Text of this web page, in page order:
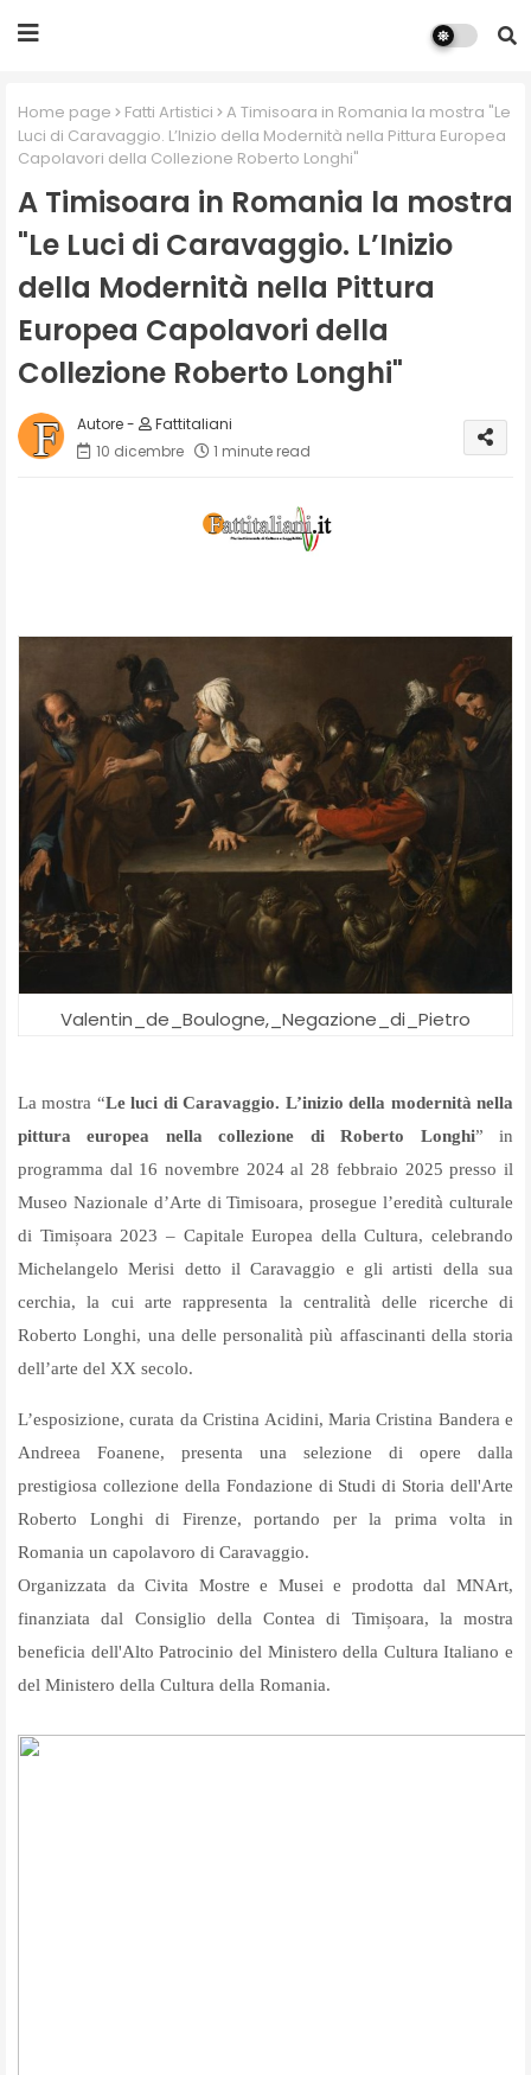
Home page Fatti Artistici
A Timisoara in Romania la mostra "Le
Luci di Caravaggio. L’Inizio della Modernità nella Pittura Europea
Capolavori della Collezione Roberto Longhi"
A Timisoara in Romania la mostra
"Le Luci di Caravaggio. L’Inizio
della Modernità nella Pittura
Europea Capolavori della
Collezione Roberto Longhi"
Fattitaliani
10 dicembre
1 minute read
Valentin_de_Boulogne,_Negazione_di_Pietro
La mostra “Le luci di Caravaggio. L’inizio della modernità nella
pittura europea nella collezione di Roberto Longhi” in
programma dal 16 novembre 2024 al 28 febbraio 2025 presso il
Museo Nazionale d’Arte di Timisoara, prosegue l’eredità culturale
di Timișoara 2023 – Capitale Europea della Cultura, celebrando
Michelangelo Merisi detto il Caravaggio e gli artisti della sua
cerchia, la cui arte rappresenta la centralità delle ricerche di
Roberto Longhi, una delle personalità più affascinanti della storia
dell’arte del XX secolo.
L’esposizione, curata da Cristina Acidini, Maria Cristina Bandera e
Andreea Foanene, presenta una selezione di opere dalla
prestigiosa collezione della Fondazione di Studi di Storia dell'Arte
Roberto Longhi di Firenze, portando per la prima volta in
Romania un capolavoro di Caravaggio.
Organizzata da Civita Mostre e Musei e prodotta dal MNArt,
finanziata dal Consiglio della Contea di Timișoara, la mostra
beneficia dell'Alto Patrocinio del Ministero della Cultura Italiano e
del Ministero della Cultura della Romania.